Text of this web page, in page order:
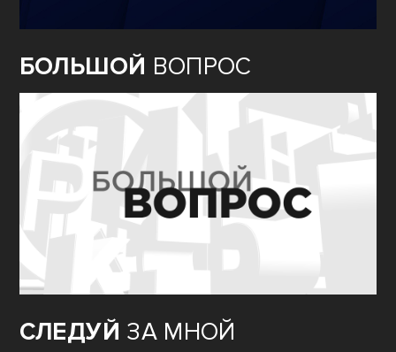
БОЛЬШОЙ ВОПРОС
СЛЕДУЙ ЗА МНОЙ